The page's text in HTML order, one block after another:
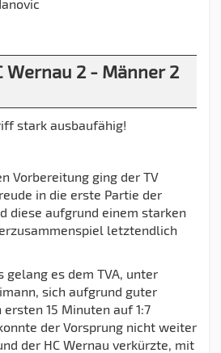
Wernau 2 - Männer 2
stark ausbaufähig!
Vorbereitung ging der TV
in die erste Partie der
diese aufgrund einem starken
letztendlich
gelang es dem TVA, unter
sich aufgrund guter
15 Minuten auf 1:7
der Vorsprung nicht weiter
der HC Wernau verkürzte, mit